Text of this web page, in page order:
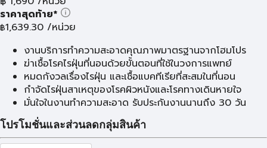
ราคาสุดท้าย*
฿1,639.30 /หน่วย
งานบริการทำความสะอาดคุณภาพมาตรฐานจากโฮมโปร
ฆ่าเชื้อโรคไรฝุ่นที่นอนด้วยขั้นตอนที่ใช้ในวงการแพทย์
หมดกังวลเรื่องไรฝุ่น และเชื้อแบคทีเรียที่สะสมในที่นอน
กำจัดไรฝุ่นสาเหตุของโรคผิวหนังและโรคทางเดินหายใจ
มั่นใจในงานทำความสะอาด รับประกันงานนานถึง 30 วัน
โปรโมชั่นและส่วนลดกลุ่มสินค้า